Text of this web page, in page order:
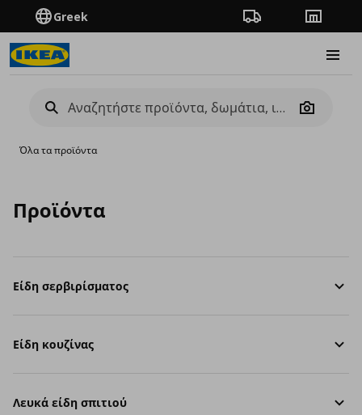
Greek Πορεία παραγγελίας
Camera
Όλα τα προϊόντα
Προϊόντα
Είδη σερβιρίσματος
Είδη κουζίνας
Λευκά είδη σπιτιού